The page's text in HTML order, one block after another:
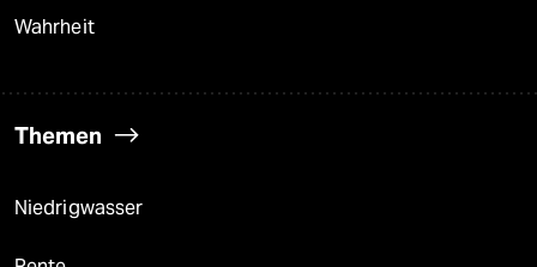
Wahrheit
Themen
Niedrigwasser